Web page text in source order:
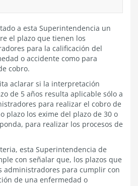
a esta Superintendencia un
el plazo que tienen los
para la calificación del
o accidente como para
cobro.
aclarar si la interpretación
de 5 años resulta aplicable sólo a
para realizar el cobro de
plazo los exime del plazo de 30 o
para realizar los procesos de
esta Superintendencia de
con señalar que, los plazos que
administradores para cumplir con
de una enfermedad o